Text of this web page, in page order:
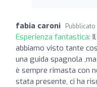
fabia caroni
Esperienza fantastica:
abbiamo visto tante
una guida spagnola
è sempre rimasta con
stata presente, ci ha